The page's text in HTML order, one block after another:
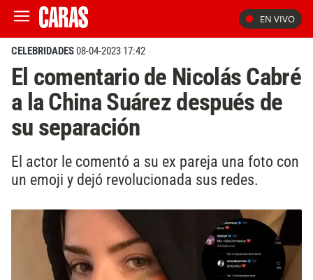
EN VIVO
CELEBRIDADES08-04-2023 17:42
El comentario de Nicolás Cabré
a la China Suárez después de
su separación
El actor le comentó a su ex pareja una foto con
un emoji y dejó revolucionada sus redes.